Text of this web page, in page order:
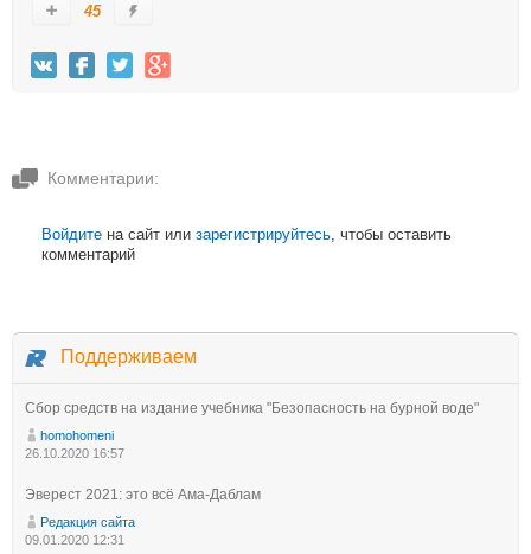
45
Комментарии:
Войдите на сайт или зарегистрируйтесь , чтобы оставить
комментарий
Поддерживаем
Сбор средств на издание учебника "Безопасность на бурной воде"
homohomeni
26.10.2020 16:57
Эверест 2021: это всё Ама-Даблам
Редакция сайта
09.01.2020 12:31